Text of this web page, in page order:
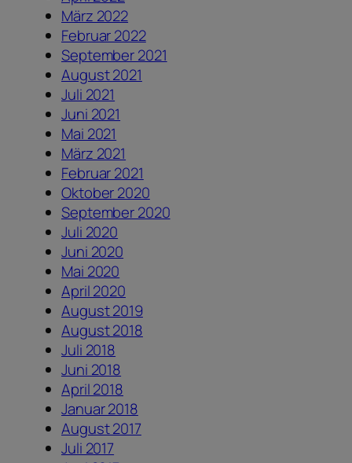
März 2022
Februar 2022
September 2021
August 2021
Juli 2021
Juni 2021
Mai 2021
März 2021
Februar 2021
Oktober 2020
September 2020
Juli 2020
Juni 2020
Mai 2020
April 2020
August 2019
August 2018
Juli 2018
Juni 2018
April 2018
Januar 2018
August 2017
Juli 2017